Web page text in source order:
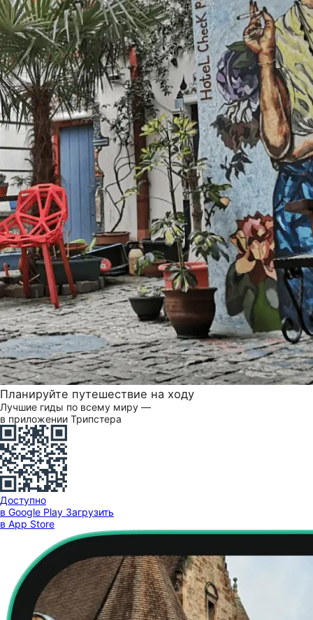
Планируйте путешествие на ходу
Лучшие гиды по всему миру —
в приложении Трипстера
Доступно
в Google Play Загрузить
в App Store